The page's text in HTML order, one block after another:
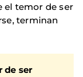
el temor de ser
terminan
de ser